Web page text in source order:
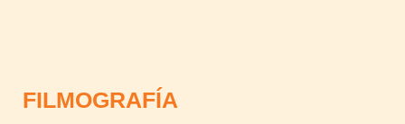
FILMOGRAFÍA